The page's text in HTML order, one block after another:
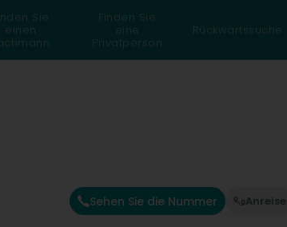
Sie
einen
Finden Sie
eine
Privatperson
Rückwärtssuche
Sehen Sie die Nummer Anreise